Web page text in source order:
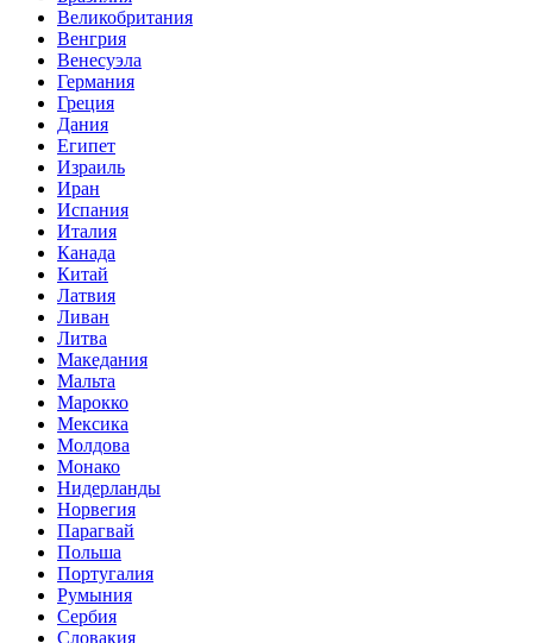
Великобритания
Венгрия
Венесуэла
Германия
Греция
Дания
Египет
Израиль
Иран
Испания
Италия
Канада
Китай
Латвия
Ливан
Литва
Македания
Мальта
Марокко
Мексика
Молдова
Монако
Нидерланды
Норвегия
Парагвай
Польша
Португалия
Румыния
Сербия
Словакия